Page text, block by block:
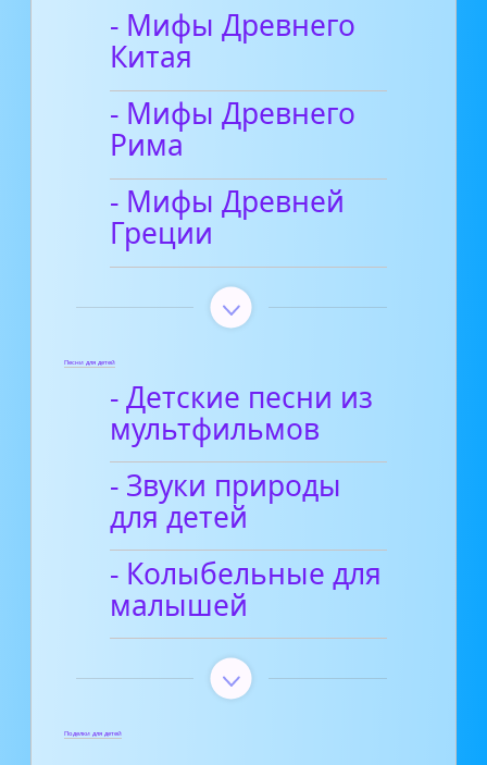
- Мифы Древнего
Китая
- Мифы Древнего
Рима
- Мифы Древней
Греции
Песни для детей
- Детские песни из
мультфильмов
- Звуки природы
для детей
- Колыбельные для
малышей
Поделки для детей